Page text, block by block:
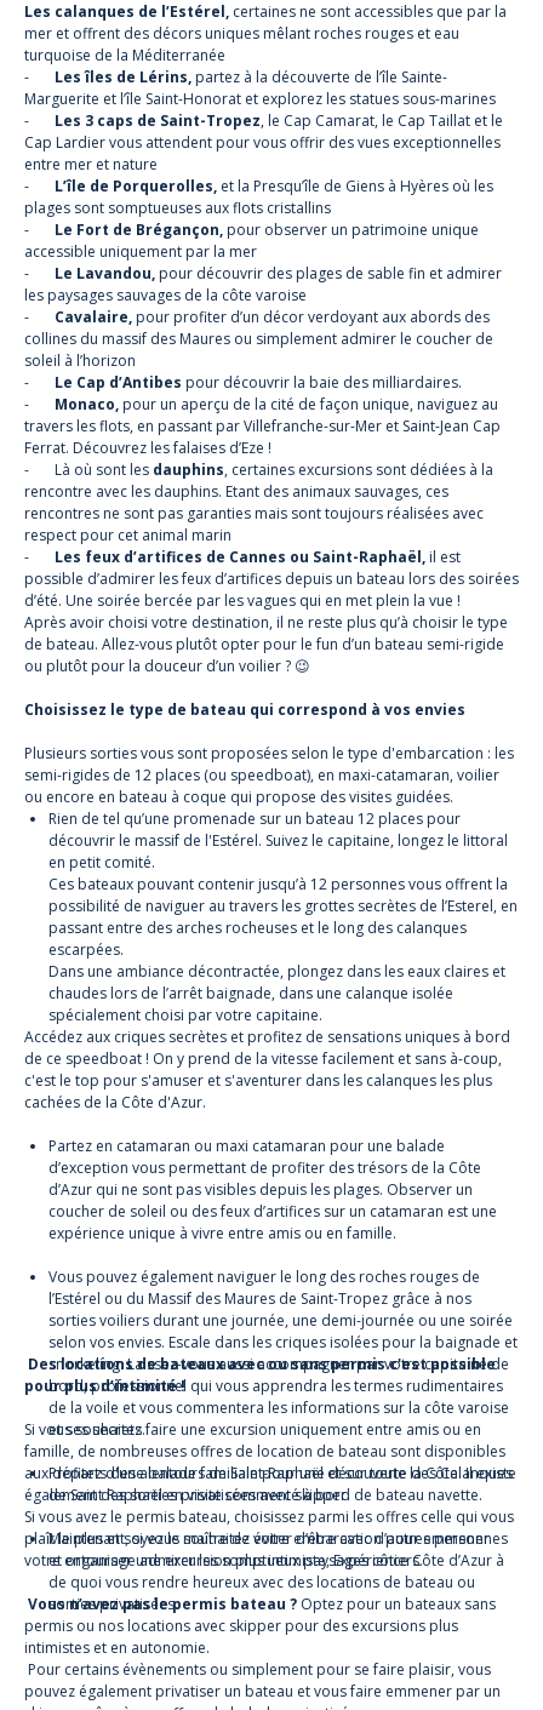
Les calanques de l’Estérel, certaines ne sont accessibles que par la
mer et offrent des décors uniques mêlant roches rouges et eau
turquoise de la Méditerranée
-
Les îles de Lérins, partez à la découverte de l’île Sainte-
Marguerite et l’île Saint-Honorat et explorez les statues sous-marines
-
Les 3 caps de Saint-Tropez, le Cap Camarat, le Cap Taillat et le
Cap Lardier vous attendent pour vous offrir des vues exceptionnelles
entre mer et nature
-
L’île de Porquerolles, et la Presqu’île de Giens à Hyères où les
plages sont somptueuses aux flots cristallins
-
Le Fort de Brégançon, pour observer un patrimoine unique
accessible uniquement par la mer
- Le Lavandou, pour découvrir des plages de sable fin et admirer
les paysages sauvages de la côte varoise
-
Cavalaire, pour profiter d’un décor verdoyant aux abords des
collines du massif des Maures ou simplement admirer le coucher de
soleil à l’horizon
- Le Cap d’Antibes pour découvrir la baie des milliardaires.
-
Monaco, pour un aperçu de la cité de façon unique, naviguez au
travers les flots, en passant par Villefranche-sur-Mer et Saint-Jean Cap
Ferrat. Découvrez les falaises d’Eze !
- Là où sont les dauphins, certaines excursions sont dédiées à la
rencontre avec les dauphins. Etant des animaux sauvages, ces
rencontres ne sont pas garanties mais sont toujours réalisées avec
respect pour cet animal marin
-
Les feux d’artifices de Cannes ou Saint-Raphaël, il est
possible d’admirer les feux d’artifices depuis un bateau lors des soirées
d’été. Une soirée bercée par les vagues qui en met plein la vue !
Après avoir choisi votre destination, il ne reste plus qu’à choisir le type
de bateau. Allez-vous plutôt opter pour le fun d’un bateau semi-rigide
ou plutôt pour la douceur d’un voilier ? 😉
Choisissez le type de bateau qui correspond à vos envies
Plusieurs sorties vous sont proposées selon le type d'embarcation : les
semi-rigides de 12 places (ou speedboat), en maxi-catamaran, voilier
ou encore en bateau à coque qui propose des visites guidées.
Rien de tel qu’une promenade sur un bateau 12 places pour
découvrir le massif de l'Estérel. Suivez le capitaine, longez le littoral
en petit comité.
Ces bateaux pouvant contenir jusqu’à 12 personnes vous offrent la
possibilité de naviguer au travers les grottes secrètes de l’Esterel, en
passant entre des arches rocheuses et le long des calanques
escarpées.
Dans une ambiance décontractée, plongez dans les eaux claires et
chaudes lors de l’arrêt baignade, dans une calanque isolée
spécialement choisi par votre capitaine.
Accédez aux criques secrètes et profitez de sensations uniques à bord
de ce speedboat ! On y prend de la vitesse facilement et sans à-coup,
c'est le top pour s'amuser et s'aventurer dans les calanques les plus
cachées de la Côte d'Azur.
Partez en catamaran ou maxi catamaran pour une balade
d’exception vous permettant de profiter des trésors de la Côte
d’Azur qui ne sont pas visibles depuis les plages. Observer un
coucher de soleil ou des feux d’artifices sur un catamaran est une
expérience unique à vivre entre amis ou en famille.
Vous pouvez également naviguer le long des roches rouges de
l’Estérel ou du Massif des Maures de Saint-Tropez grâce à nos
sorties voiliers durant une journée, une demi-journée ou une soirée
selon vos envies. Escale dans les criques isolées pour la baignade et
snorkeling. Laissez-vous aussi accompagner par votre capitaine de
bord, professionnel qui vous apprendra les termes rudimentaires
de la voile et vous commentera les informations sur la côte varoise
et ses secrets.
Profitez d'une balade familiale pour une découverte desCalanques
de Saint Raphaëlen visite commenté à bord de bateau navette.
Maintenant, si vous souhaitez éviter d’être avec d’autres personnes
et organiser une excursion plus intimiste, Expérience Côte d’Azur à
de quoi vous rendre heureux avec des locations de bateau ou
sorties privatisées.
Des locations de bateaux avec ou sans permis c'est possible
pour plus d’intimité !
Si vous souhaitez faire une excursion uniquement entre amis ou en
famille, de nombreuses offres de location de bateau sont disponibles
aux départs des alentours de Saint-Raphaël et sur toute la Côte. Il existe
également des sorties privatisées avec skipper.
Si vous avez le permis bateau, choisissez parmi les offres celle qui vous
plaît le plus et soyez le maître de votre embarcation pour emmener
votre entourage admirer les somptueux paysages côtiers.
Vous n’avez pas le permis bateau ? Optez pour un bateaux sans
permis ou nos locations avec skipper pour des excursions plus
intimistes et en autonomie.
Pour certains évènements ou simplement pour se faire plaisir, vous
pouvez également privatiser un bateau et vous faire emmener par un